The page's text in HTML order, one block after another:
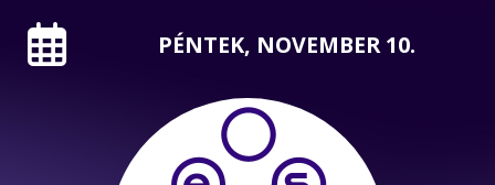
PÉNTEK, NOVEMBER 10.